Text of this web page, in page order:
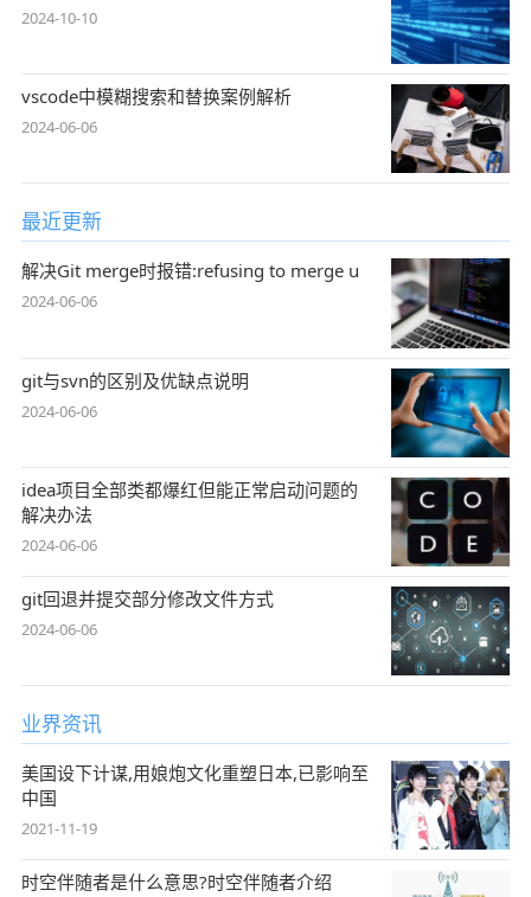
2024-10-10
vscode中模糊搜索和替换案例解析
2024-06-06
最近更新
解决Git merge时报错:refusing to merge u
2024-06-06
git与svn的区别及优缺点说明
2024-06-06
idea项目全部类都爆红但能正常启动问题的
解决办法
2024-06-06
git回退并提交部分修改文件方式
2024-06-06
业界资讯
美国设下计谋,用娘炮文化重塑日本,已影响至
中国
2021-11-19
时空伴随者是什么意思?时空伴随者介绍